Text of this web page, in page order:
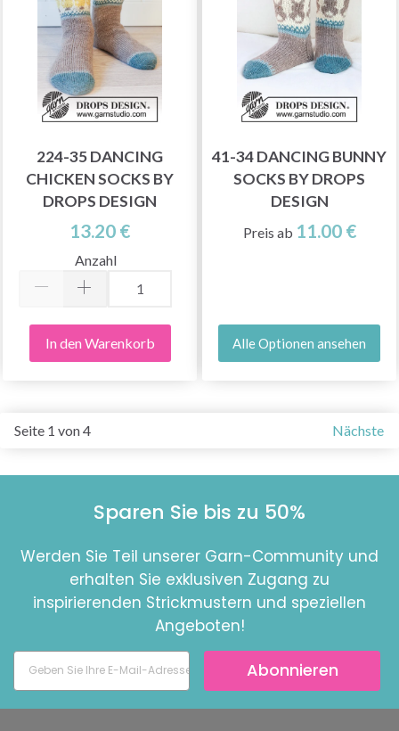
224-35 DANCING
CHICKEN SOCKS BY
DROPS DESIGN
13.20 €
Anzahl
In den Warenkorb
41-34 DANCING BUNNY
SOCKS BY DROPS
DESIGN
Preis ab 11.00 €
Alle Optionen ansehen
Seite 1 von 4 Nächste
Sparen Sie bis zu 50%
Werden Sie Teil unserer Garn-Community und
erhalten Sie exklusiven Zugang zu
inspirierenden Strickmustern und speziellen
Angeboten!
Abonnieren